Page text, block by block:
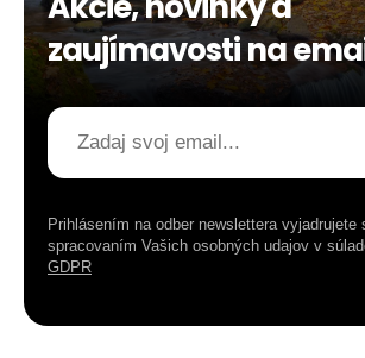
zaujímavosti na
Prihlásením na odber newslettera vyjadrujete
spracovaním Vašich osobných udajov v
GDPR